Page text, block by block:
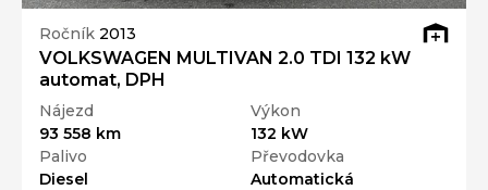
Ročník 2013
VOLKSWAGEN MULTIVAN 2.0 TDI 132 kW
automat, DPH
Nájezd
93 558 km
Výkon
132 kW
Palivo
Diesel
Převodovka
Automatická